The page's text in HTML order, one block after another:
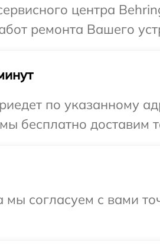
центра
ремонта Вашего
по указанному
бесплатно доставим
мы согласуем с вами